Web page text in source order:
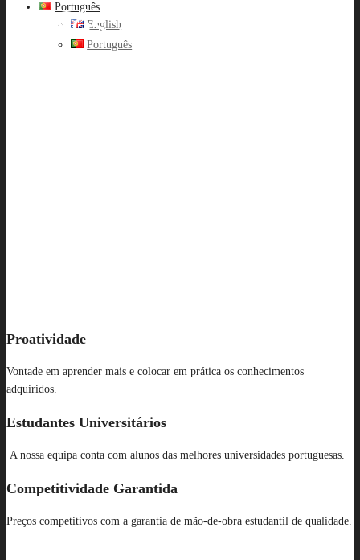
Português
English
Português
Nós Aprendemos
Você Ganha
Proatividade
Vontade em aprender mais e colocar em prática os conhecimentos
adquiridos.
Estudantes Universitários
A nossa equipa conta com alunos das melhores universidades portuguesas.
Competitividade Garantida
Preços competitivos com a garantia de mão-de-obra estudantil de qualidade.